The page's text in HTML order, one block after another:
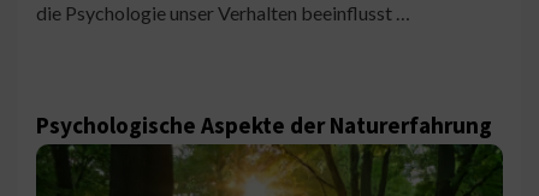
die Psychologie unser Verhalten beeinflusst …
Psychologische Aspekte der Naturerfahrung